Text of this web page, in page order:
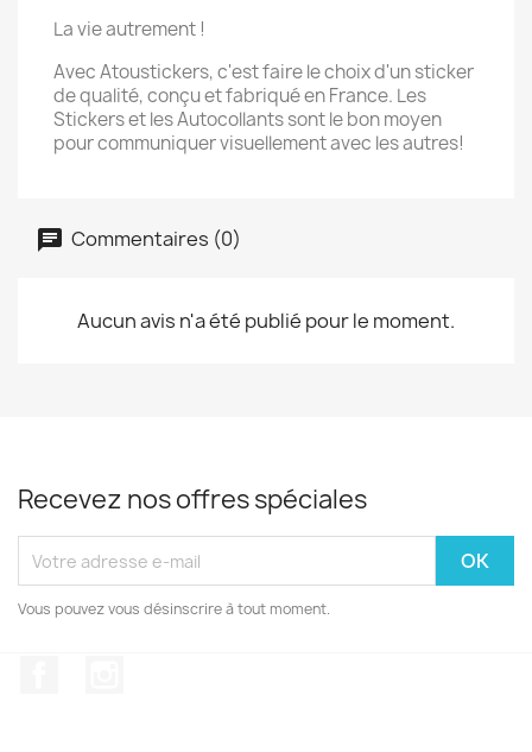
La vie autrement !
Avec Atoustickers, c'est faire le choix d'un sticker
de qualité, conçu et fabriqué en France. Les
Stickers et les Autocollants sont le bon moyen
pour communiquer visuellement avec les autres!
Commentaires (0)
Aucun avis n'a été publié pour le moment.
Recevez nos offres spéciales
Vous pouvez vous désinscrire à tout moment.